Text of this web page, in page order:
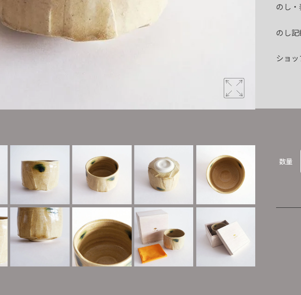
のし・
のし記
ショ
数量